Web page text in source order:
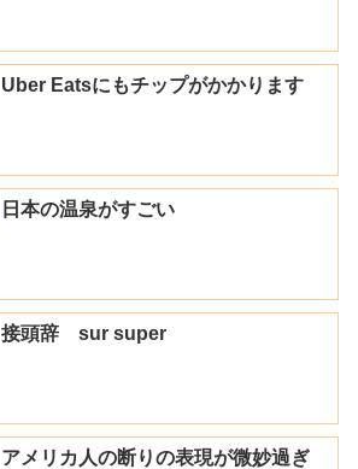
Uber Eatsにもチップがかかります
日本の温泉がすごい
接頭辞 sur super
アメリカ人の断りの表現が微妙過ぎ